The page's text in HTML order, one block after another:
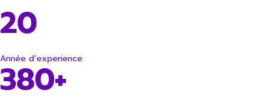
20
Année d’experience
380+